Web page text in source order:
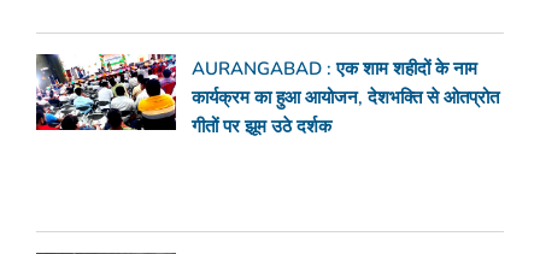
AURANGABAD : एक शाम शहीदों के नाम
कार्यक्रम का हुआ आयोजन, देशभक्ति से ओतप्रोत
गीतों पर झूम उठे दर्शक